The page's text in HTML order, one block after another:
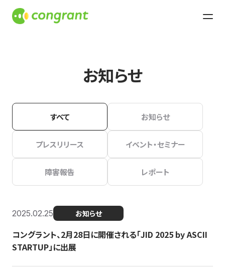
お知らせ
すべて お知らせ
プレスリリース イベント・セミナー
障害報告 レポート
2025.02.25 お知らせ
コングラント、2月28日に開催される「JID 2025 by ASCII
STARTUP」に出展